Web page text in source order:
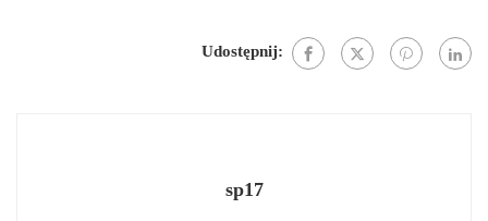
Udostępnij:
sp17